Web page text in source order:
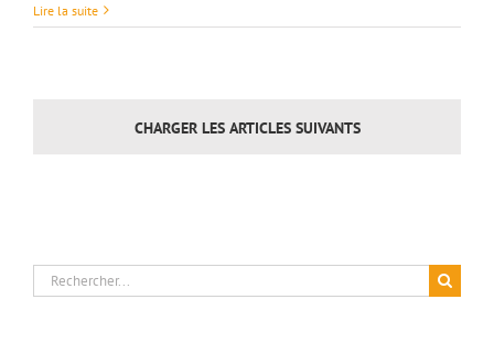
au
Lire la suite
CHARGER LES ARTICLES SUIVANTS
Rechercher: